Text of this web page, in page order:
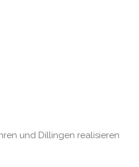
und Dillingen reali­sieren